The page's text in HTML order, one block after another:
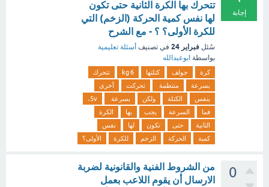
إجابة
تتحرك بها الكرة الثانية حتى تكون
لها نفس كمية الحركة (الزخم) التي
للكرة الأولى؟ ؟ - مع الشرح
سُئل فبراير 24 في تصنيف أسئلة تعليمية
بواسطة ابوعبدالله
كرة جولف كتلتها 6 kg
تتحرك
بسرعة
منتظمة تحركت
أخرى
بنفس
الكتلة ولكن بسرعة
5v،
فما
السرعة يجب بها
الكرة
الثانية
حتى تكون لها
نفس
كمية
الحركة الزخم للكرة الأولى؟
0
من الشروط الفنية والقانونية لضربة
الارسال أن يقوم اللاعب بعمل